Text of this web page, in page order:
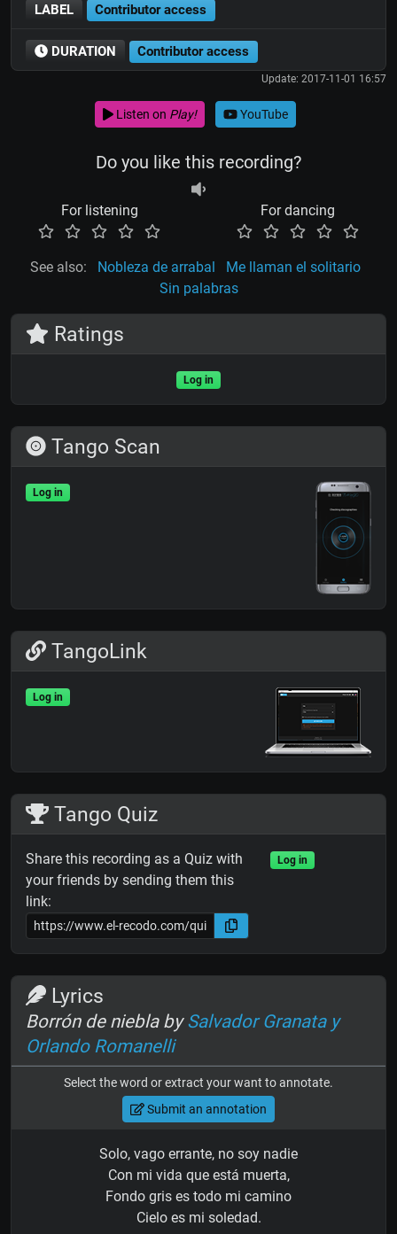
LABEL Contributor access
DURATION Contributor access
Update: 2017-11-01 16:57
Listen on Play! YouTube
Do you like this recording?
For listening For dancing
See also: Nobleza de arrabal
Me llaman el solitario
Sin palabras
Ratings
Log in
Tango Scan
Log in
TangoLink
Log in
Tango Quiz
Share this recording as a Quiz with
your friends by sending them this
link:
Log in
Lyrics
Borrón de niebla bySalvador Granata y
Orlando Romanelli
Select the word or extract your want to annotate.
Submit an annotation
Solo, vago errante, no soy nadie
Con mi vida que está muerta,
Fondo gris es todo mi camino
Cielo es mi soledad.